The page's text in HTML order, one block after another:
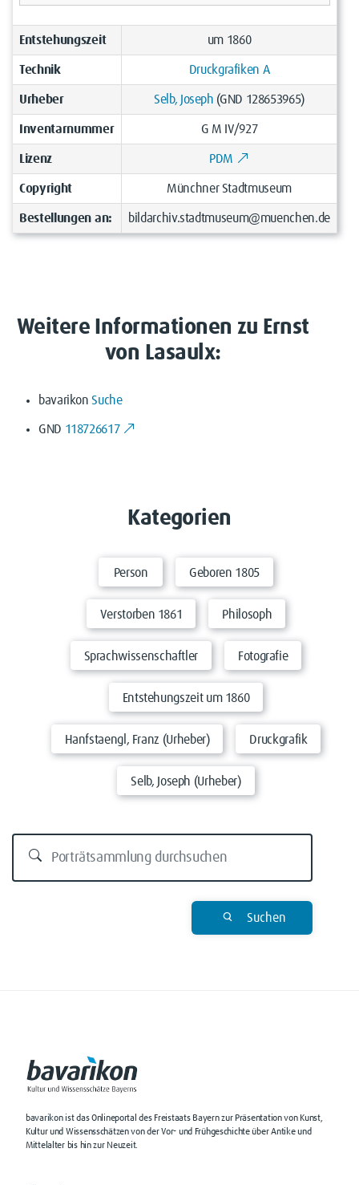
Entstehungszeit um 1860
Technik Druckgrafiken A
Urheber Selb, Joseph (GND 128653965)
Inventarnummer G M IV/927
Lizenz PDM
Copyright Münchner Stadtmuseum
Bestellungen an: bildarchiv.stadtmuseum@muenchen.de
Weitere Informationen zu Ernst
von Lasaulx:
bavarikonSuche
GND 118726617
Kategorien
Person Geboren 1805
Verstorben 1861 Philosoph
Sprachwissenschaftler Fotografie
Entstehungszeit um 1860
Hanfstaengl, Franz (Urheber) Druckgrafik
Selb, Joseph (Urheber)
Suchen
bavarikon ist das Onlineportal des Freistaats Bayern zur Präsentation von Kunst,
Kultur und Wissensschätzen von der Vor- und Frühgeschichte über Antike und
Mittelalter bis hin zur Neuzeit.